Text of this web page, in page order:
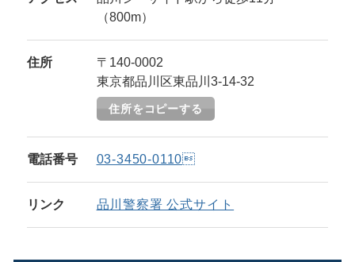
（800m）
住所
〒140-0002
東京都品川区東品川3-14-32
住所をコピーする
電話番号 03-3450-0110
リンク 品川警察署 公式サイト